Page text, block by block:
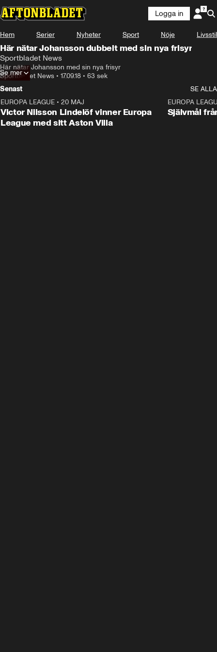
Logga in
Hem Serier Nyheter Sport Nöje Livsstil
Här nätar Johansson dubbelt med sin nya frisyr
Sportbladet News
Här nätar Johansson med sin nya frisyr
Sportbladet News • 17.09.18 • 63 sek
Se mer
Senast
SE ALLA
EUROPA LEAGUE • 20 MAJ
Victor Nilsson Lindelöf vinner Europa
League med sitt Aston Villa
EUROPA
Självmål